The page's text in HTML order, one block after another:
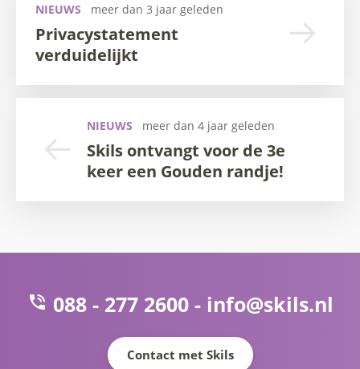
NIEUWS meer dan 3 jaar geleden
Privacystatement
verduidelijkt
NIEUWS meer dan 4 jaar geleden
Skils ontvangt voor de 3e
keer een Gouden randje!
088 - 277 2600 - info@skils.nl
Contact met Skils